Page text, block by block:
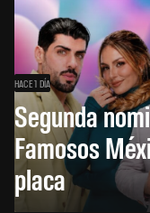
HACE 1 DÍA
Segunda
Famosos
placa